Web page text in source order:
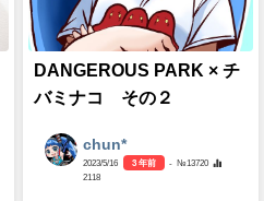
DANGEROUS PARK × チ
バミナコ その２
chun*
2023/5/16 3 年前
- №13720
2118